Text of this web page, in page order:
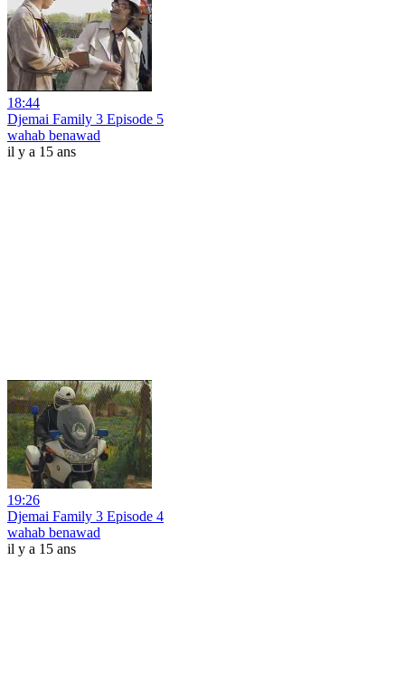
18:44
Djemai Family 3 Episode 5
wahab benawad
il y a 15 ans
19:26
Djemai Family 3 Episode 4
wahab benawad
il y a 15 ans